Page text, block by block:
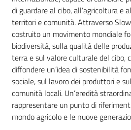
di guardare al cibo, all’agricoltura e
territori e comunità. Attraverso
costruito un movimento mondiale
biodiversità, sulla qualità delle
terra e sul valore culturale del cibo,
diffondere un’idea di sostenibilità
sociale, sul lavoro dei produttori e
comunità locali. Un’eredità
rappresentare un punto di
mondo agricolo e le nuove